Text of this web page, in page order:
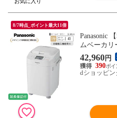
8/7時点_ポイント最大11倍
Panasonic
ムベーカリ
ック付 ホ
42,960円
390
dショッピン